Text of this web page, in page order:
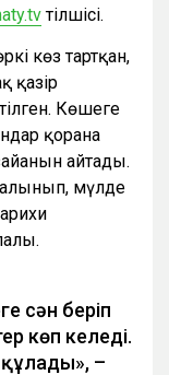
тілшісі.
көз тартқан,
қазір
Көшеге
қорғанға
айтады.
мүлде
сән беріп
көп келеді.
құлады», –